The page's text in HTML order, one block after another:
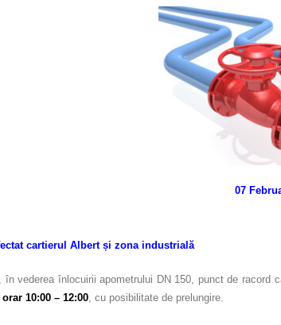
07
cartierul Albert și zona industrială
în vederea înlocuirii apometrului DN 150, punct de
10:00 – 12:00 , cu posibilitate de prelungire.